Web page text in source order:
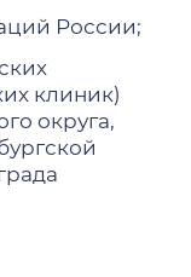
России;
клиник)
округа,